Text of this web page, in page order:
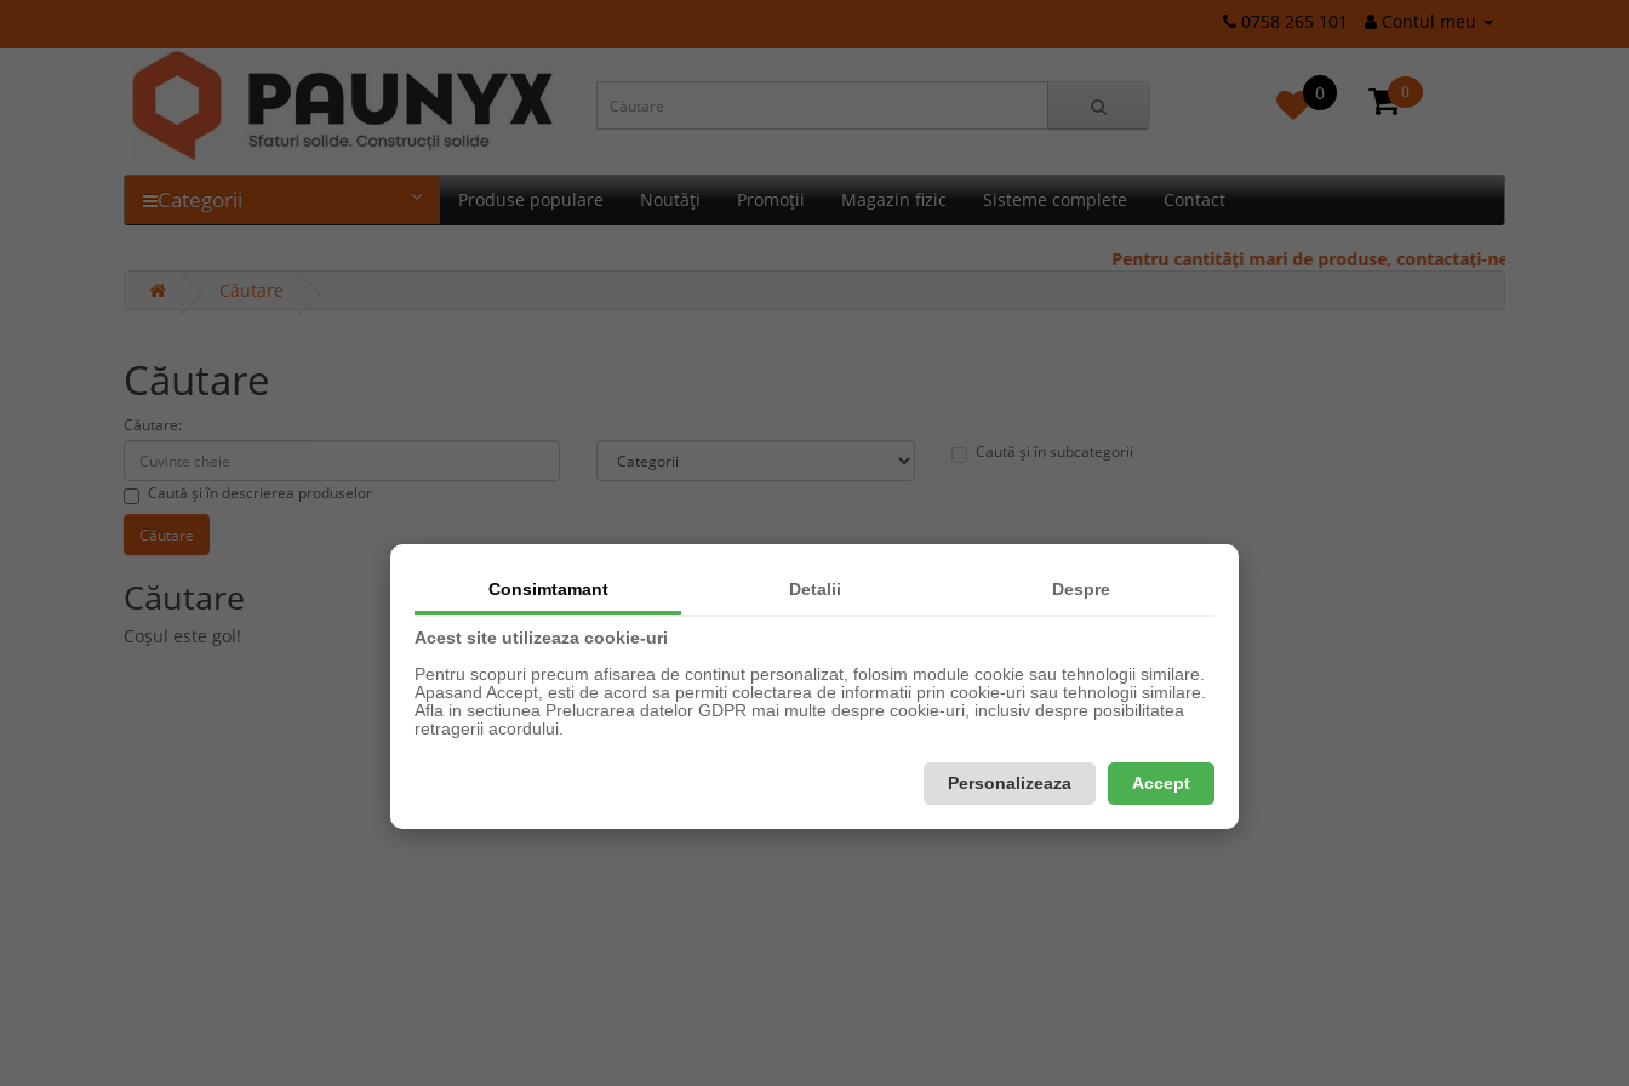
0758 265 101 Contul meu
0 0
Categorii Produse populare Noutăți Promoții Magazin fizic Sisteme complete Contact
Pentru cantități mari de produse, contactați-ne telefonic
Căutare
Căutare
Căutare:
Caută și în subcategorii
Caută și în descrierea produselor
Căutare
Coșul este gol!
Consimtamant Detalii Despre
Acest site utilizeaza cookie-uri
Pentru scopuri precum afisarea de continut personalizat, folosim module cookie sau tehnologii similare.
Apasand Accept, esti de acord sa permiti colectarea de informatii prin cookie-uri sau tehnologii similare.
Afla in sectiunea Prelucrarea datelor GDPR mai multe despre cookie-uri, inclusiv despre posibilitatea
retragerii acordului.
Personalizeaza Accept